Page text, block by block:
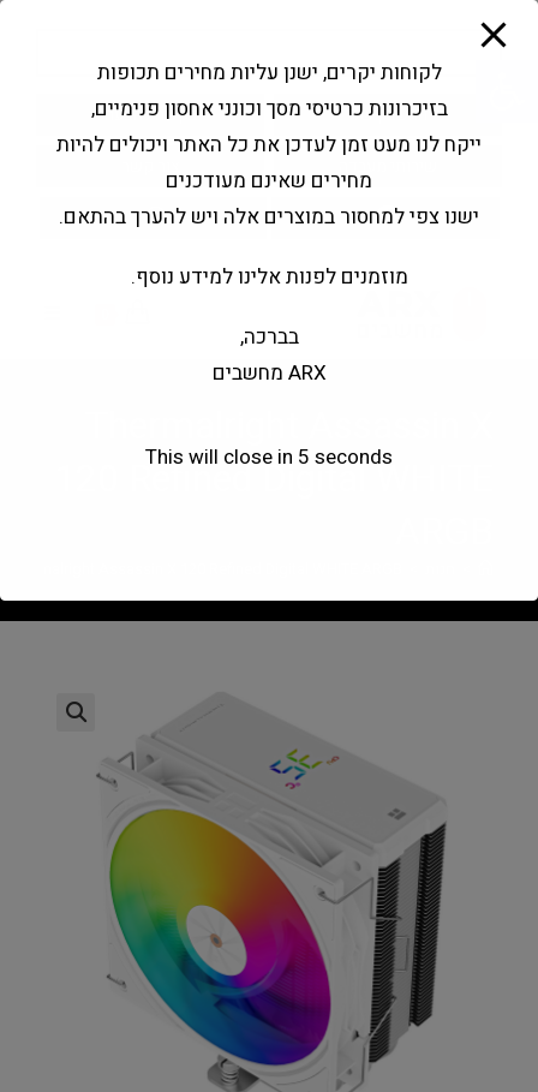
פתח סרגל נגישות
Products
search
החשבון שלי בקשה להצעה
120 Refined Digital WHITE
לקוחות יקרים, ישנן עליות מחירים תכופות
בזיכרונות כרטיסי מסך וכונני אחסון פנימיים,
ייקח לנו מעט זמן לעדכן את כל האתר ויכולים להיות
מחירים שאינם מעודכנים
ישנו צפי למחסור במוצרים אלה ויש להערך בהתאם.
מוזמנים לפנות אלינו למידע נוסף.
בברכה,
ARX מחשבים
This will close in 5 seconds